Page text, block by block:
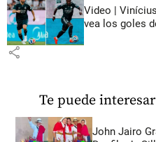
Video |
vea los goles
share
Te puede interesar
John Jairo